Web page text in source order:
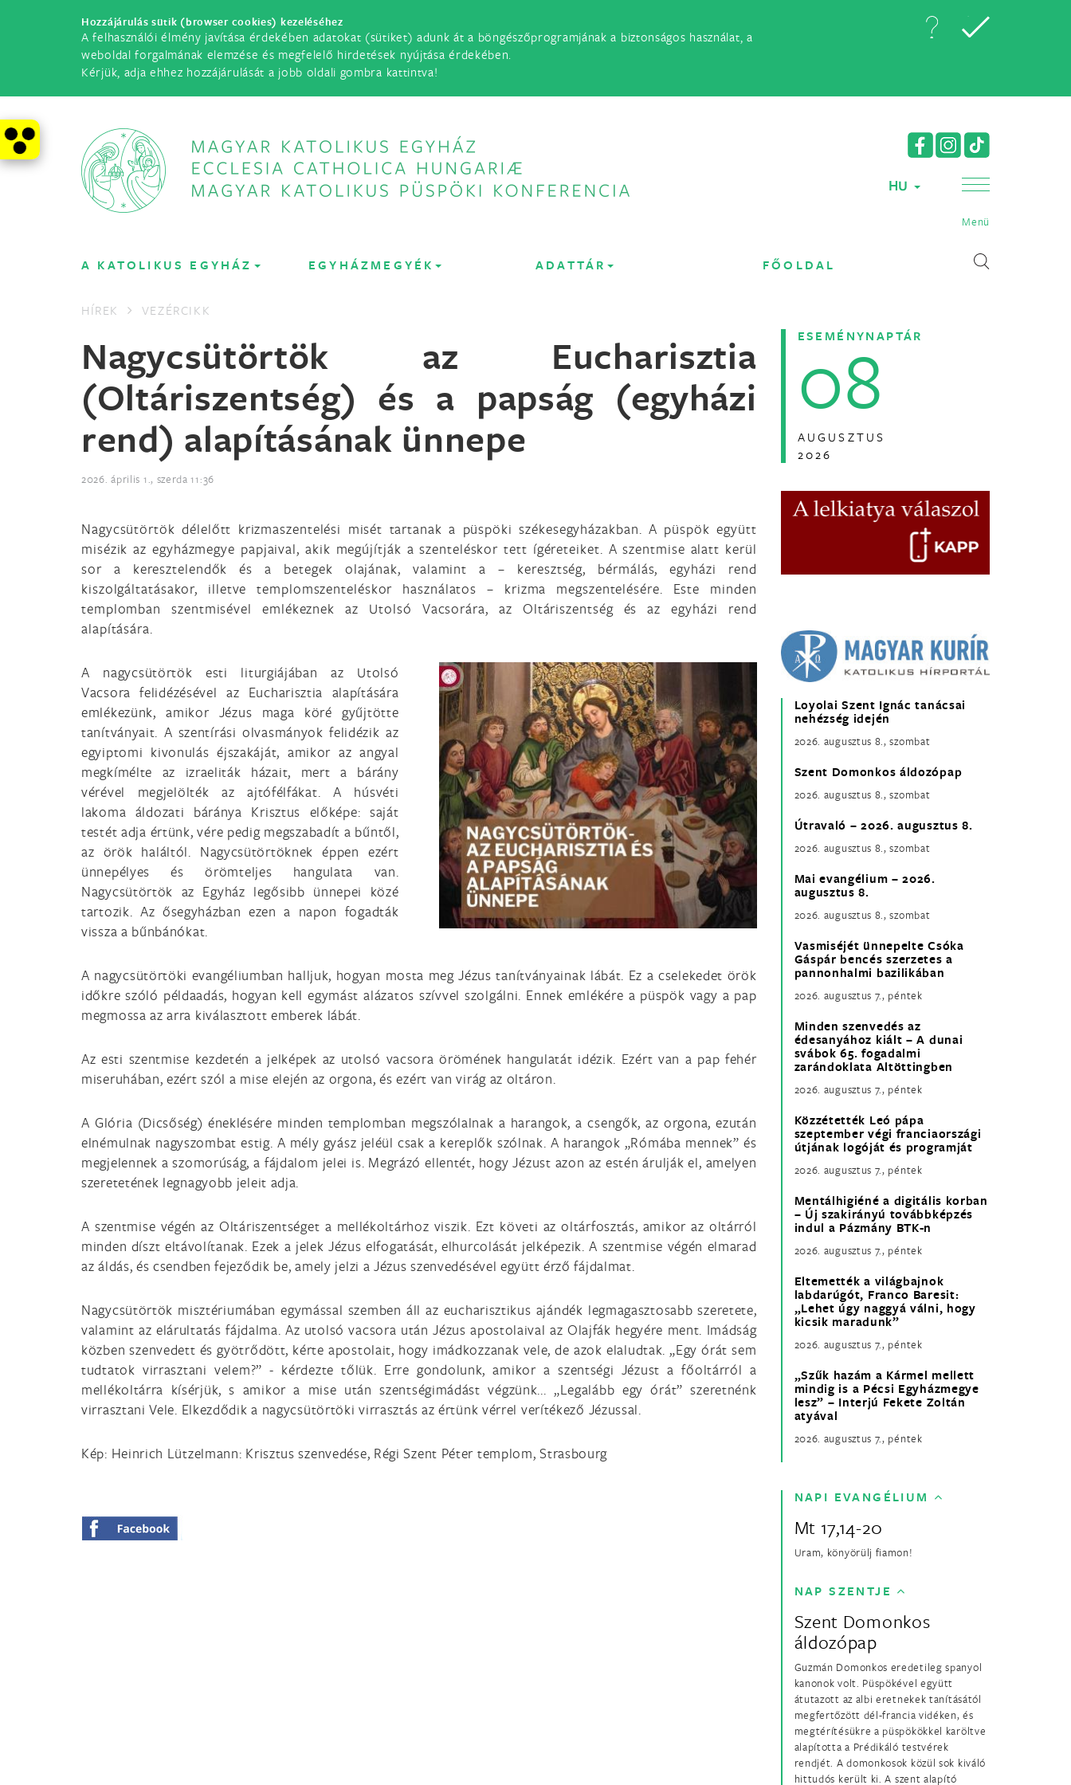
Hozzájárulás sütik (browser cookies) kezeléséhez
A felhasználói élmény javítása érdekében adatokat (sütiket) adunk át a böngészőprogramjának a biztonságos használat, a
weboldal forgalmának elemzése és megfelelő hirdetések nyújtása érdekében.
Kérjük, adja ehhez hozzájárulását a jobb oldali gombra kattintva!
HU
Menü
A KATOLIKUS EGYHÁZ EGYHÁZMEGYÉK ADATTÁR FŐOLDAL
HÍREK VEZÉRCIKK
Nagycsütörtök az Eucharisztia
(Oltáriszentség) és a papság (egyházi
rend) alapításának ünnepe
2026. április 1., szerda 11:36
Nagycsütörtök délelőtt krizmaszentelési misét tartanak a püspöki székesegyházakban. A püspök együtt
misézik az egyházmegye papjaival, akik megújítják a szenteléskor tett ígéreteiket. A szentmise alatt kerül
sor a keresztelendők és a betegek olajának, valamint a – keresztség, bérmálás, egyházi rend
kiszolgáltatásakor, illetve templomszenteléskor használatos – krizma megszentelésére. Este minden
templomban szentmisével emlékeznek az Utolsó Vacsorára, az Oltáriszentség és az egyházi rend
alapítására.
A nagycsütörtök esti liturgiájában az Utolsó
Vacsora felidézésével az Eucharisztia alapítására
emlékezünk, amikor Jézus maga köré gyűjtötte
tanítványait. A szentírási olvasmányok felidézik az
egyiptomi kivonulás éjszakáját, amikor az angyal
megkímélte az izraeliták házait, mert a bárány
vérével megjelölték az ajtófélfákat. A húsvéti
lakoma áldozati báránya Krisztus előképe: saját
testét adja értünk, vére pedig megszabadít a bűntől,
az örök haláltól. Nagycsütörtöknek éppen ezért
ünnepélyes és örömteljes hangulata van.
Nagycsütörtök az Egyház legősibb ünnepei közé
tartozik. Az ősegyházban ezen a napon fogadták
vissza a bűnbánókat.
A nagycsütörtöki evangéliumban halljuk, hogyan mosta meg Jézus tanítványainak lábát. Ez a cselekedet örök
időkre szóló példaadás, hogyan kell egymást alázatos szívvel szolgálni. Ennek emlékére a püspök vagy a pap
megmossa az arra kiválasztott emberek lábát.
Az esti szentmise kezdetén a jelképek az utolsó vacsora örömének hangulatát idézik. Ezért van a pap fehér
miseruhában, ezért szól a mise elején az orgona, és ezért van virág az oltáron.
A Glória (Dicsőség) éneklésére minden templomban megszólalnak a harangok, a csengők, az orgona, ezután
elnémulnak nagyszombat estig. A mély gyász jeléül csak a kereplők szólnak. A harangok „Rómába mennek” és
megjelennek a szomorúság, a fájdalom jelei is. Megrázó ellentét, hogy Jézust azon az estén árulják el, amelyen
szeretetének legnagyobb jeleit adja.
A szentmise végén az Oltáriszentséget a mellékoltárhoz viszik. Ezt követi az oltárfosztás, amikor az oltárról
minden díszt eltávolítanak. Ezek a jelek Jézus elfogatását, elhurcolását jelképezik. A szentmise végén elmarad
az áldás, és csendben fejeződik be, amely jelzi a Jézus szenvedésével együtt érző fájdalmat.
Nagycsütörtök misztériumában egymással szemben áll az eucharisztikus ajándék legmagasztosabb szeretete,
valamint az elárultatás fájdalma. Az utolsó vacsora után Jézus apostolaival az Olajfák hegyére ment. Imádság
közben szenvedett és gyötrődött, kérte apostolait, hogy imádkozzanak vele, de azok elaludtak. „Egy órát sem
tudtatok virrasztani velem?” - kérdezte tőlük. Erre gondolunk, amikor a szentségi Jézust a főoltárról a
mellékoltárra kísérjük, s amikor a mise után szentségimádást végzünk... „Legalább egy órát” szeretnénk
virrasztani Vele. Elkezdődik a nagycsütörtöki virrasztás az értünk vérrel verítékező Jézussal.
Kép: Heinrich Lützelmann: Krisztus szenvedése, Régi Szent Péter templom, Strasbourg
ESEMÉNYNAPTÁR
08
AUGUSZTUS
2026
Loyolai Szent Ignác tanácsai
nehézség idején
2026. augusztus 8., szombat
Szent Domonkos áldozópap
2026. augusztus 8., szombat
Útravaló – 2026. augusztus 8.
2026. augusztus 8., szombat
Mai evangélium – 2026.
augusztus 8.
2026. augusztus 8., szombat
Vasmiséjét ünnepelte Csóka
Gáspár bencés szerzetes a
pannonhalmi bazilikában
2026. augusztus 7., péntek
Minden szenvedés az
édesanyához kiált – A dunai
svábok 65. fogadalmi
zarándoklata Altöttingben
2026. augusztus 7., péntek
Közzétették Leó pápa
szeptember végi franciaországi
útjának logóját és programját
2026. augusztus 7., péntek
Mentálhigiéné a digitális korban
– Új szakirányú továbbképzés
indul a Pázmány BTK-n
2026. augusztus 7., péntek
Eltemették a világbajnok
labdarúgót, Franco Baresit:
„Lehet úgy naggyá válni, hogy
kicsik maradunk”
2026. augusztus 7., péntek
„Szűk hazám a Kármel mellett
mindig is a Pécsi Egyházmegye
lesz” – Interjú Fekete Zoltán
atyával
2026. augusztus 7., péntek
NAPI EVANGÉLIUM
Mt 17,14-20
Uram, könyörülj fiamon!
NAP SZENTJE
Szent Domonkos
áldozópap
Guzmán Domonkos eredetileg spanyol
kanonok volt. Püspökével együtt
átutazott az albi eretnekek tanításától
megfertőzött dél-francia vidéken, és
megtérítésükre a püspökökkel karöltve
alapította a Prédikáló testvérek
rendjét. A domonkosok közül sok kiváló
hittudós került ki. A szent alapító